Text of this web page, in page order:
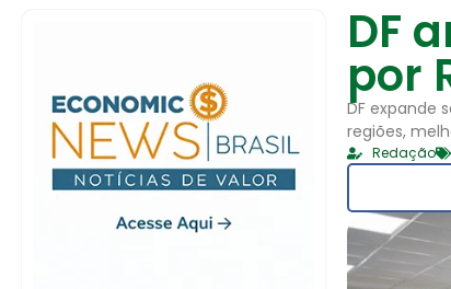
DF
por
DF expande
regiões,
Redação